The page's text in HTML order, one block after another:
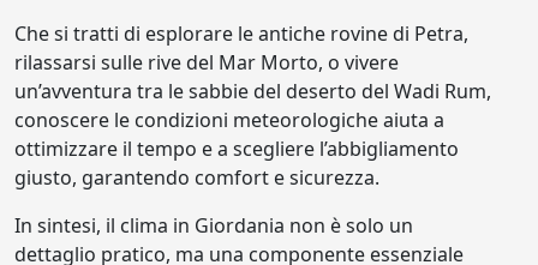
Che si tratti di esplorare le antiche rovine di Petra,
rilassarsi sulle rive del Mar Morto, o vivere
un’avventura tra le sabbie del deserto del Wadi Rum,
conoscere le condizioni meteorologiche aiuta a
ottimizzare il tempo e a scegliere l’abbigliamento
giusto, garantendo comfort e sicurezza.
In sintesi, il clima in Giordania non è solo un
dettaglio pratico, ma una componente essenziale